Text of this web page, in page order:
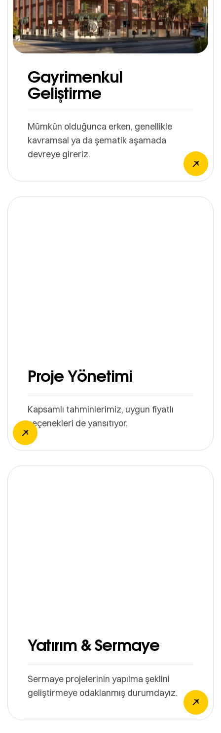
Gayrimenkul
Geliştirme
Mümkün olduğunca erken, genellikle
kavramsal ya da şematik aşamada
devreye gireriz.
Proje Yönetimi
Kapsamlı tahminlerimiz, uygun fiyatlı
seçenekleri de yansıtıyor.
Yatırım & Sermaye
Sermaye projelerinin yapılma şeklini
geliştirmeye odaklanmış durumdayız.